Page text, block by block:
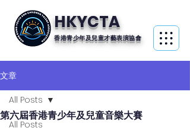
HKYCTA
香港青少年及兒童才藝表演協會
文章
All Posts
All Posts
第六屆香港青少年及兒童音樂大賽